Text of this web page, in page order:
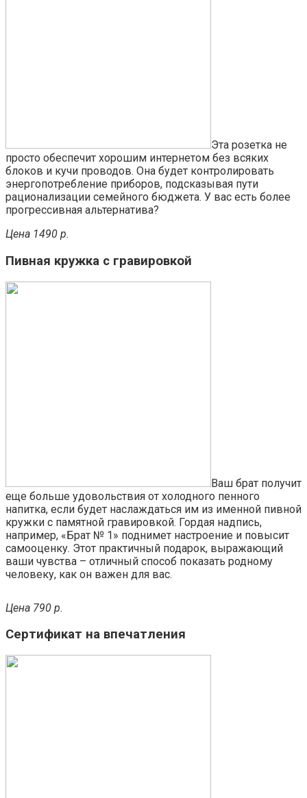
Эта розетка не
просто обеспечит хорошим интернетом без всяких
блоков и кучи проводов. Она будет контролировать
энергопотребление приборов, подсказывая пути
рационализации семейного бюджета. У вас есть более
прогрессивная альтернатива?
Цена 1490 р.
Пивная кружка с гравировкой
Ваш брат получит
еще больше удовольствия от холодного пенного
напитка, если будет наслаждаться им из именной пивной
кружки с памятной гравировкой. Гордая надпись,
например, «Брат № 1» поднимет настроение и повысит
самооценку. Этот практичный подарок, выражающий
ваши чувства – отличный способ показать родному
человеку, как он важен для вас.
Цена 790 р.
Сертификат на впечатления